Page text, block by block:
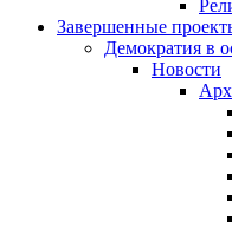
Завершенные
Демократия в
Новости